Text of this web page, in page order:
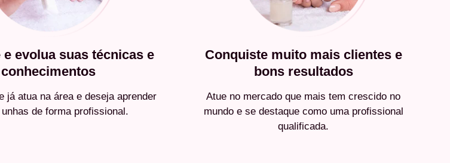
evolua suas técnicas e
conhecimentos
já atua na área e deseja aprender
de forma profissional.
Conquiste muito mais clientes e
bons resultados
Atue no mercado que mais tem crescido no
mundo e se destaque como uma profissional
qualificada.